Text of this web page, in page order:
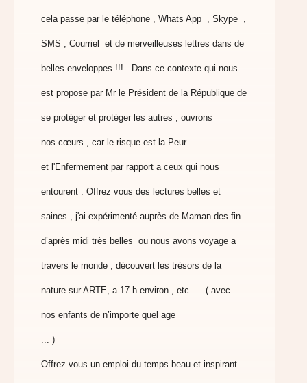
cela passe par le téléphone , Whats App , Skype ,
SMS , Courriel et de merveilleuses lettres dans de
belles enveloppes !!! . Dans ce contexte qui nous
est propose par Mr le Président de la République de
se protéger et protéger les autres , ouvrons
nos cœurs , car le risque est la Peur
et l'Enfermement par rapport a ceux qui nous
entourent . Offrez vous des lectures belles et
saines , j'ai expérimenté auprès de Maman des fin
d’après midi très belles ou nous avons voyage a
travers le monde , découvert les trésors de la
nature sur ARTE, a 17 h environ , etc ... ( avec
nos enfants de n’importe quel age
... )
Offrez vous un emploi du temps beau et inspirant